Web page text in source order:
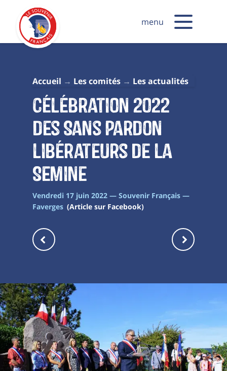
menu
Accueil Les comités Les actualités
Célébration 2022
des Sans Pardon
libérateurs de la
Semine
Vendredi 17 juin 2022 — Souvenir Français —
Faverges (Article sur Facebook)